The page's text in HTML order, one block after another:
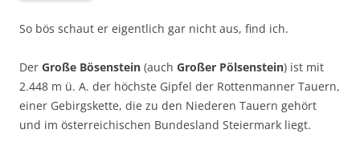
So bös schaut er eigentlich gar nicht aus, find ich.
Der Große Bösenstein (auch Großer Pölsenstein) ist mit
2.448 m ü. A. der höchste Gipfel der Rottenmanner Tauern,
einer Gebirgskette, die zu den Niederen Tauern gehört
und im österreichischen Bundesland Steiermark liegt.